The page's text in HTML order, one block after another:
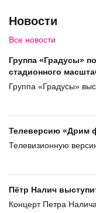
Новости
Все новости
Группа «Градусы»
стадионного
Группа «Градусы»
Телеверсию «Дрим
Телевизионную
Пётр Налич
Концерт Петра